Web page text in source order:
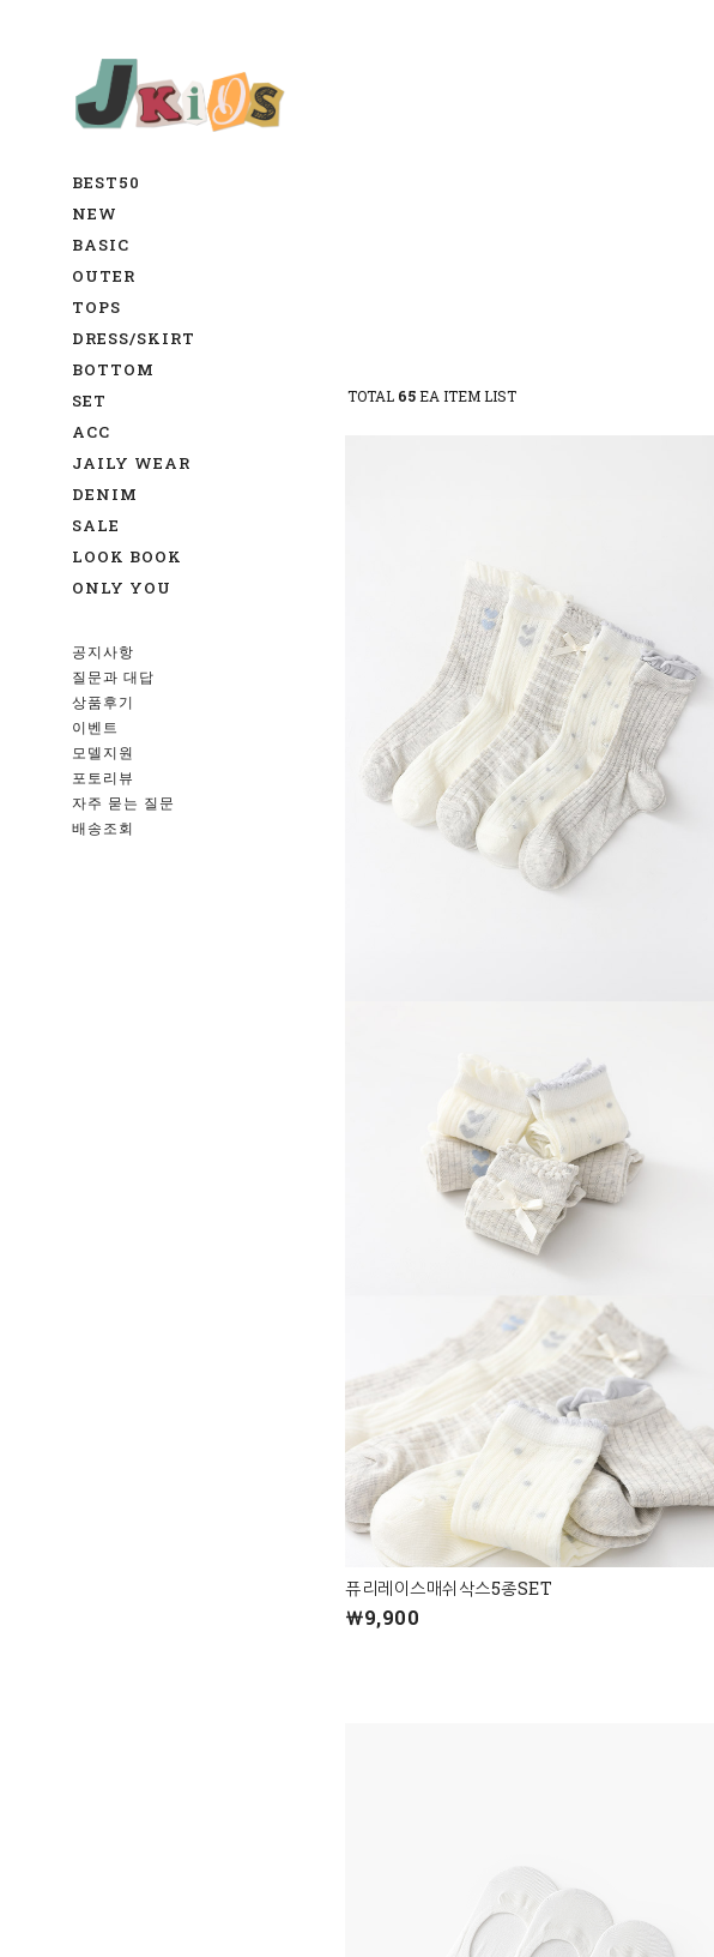
BEST50
NEW
BASIC
OUTER
TOPS
DRESS/SKIRT
BOTTOM
SET
ACC
JAILY WEAR
DENIM
SALE
LOOK BOOK
ONLY YOU
공지사항
질문과 대답
상품후기
이벤트
모델지원
포토리뷰
자주 묻는 질문
배송조회
TOTAL 65EA ITEM LIST
퓨리레이스매쉬삭스5종SET
￦9,900